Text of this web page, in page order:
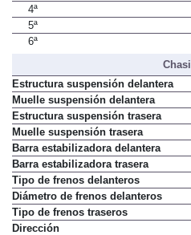
4ª
5ª
6ª
Estructura suspensión delantera
Muelle suspensión delantera
Estructura suspensión trasera
Muelle suspensión trasera
Barra estabilizadora delantera
Barra estabilizadora trasera
Tipo de frenos delanteros
Diámetro de frenos delanteros
Tipo de frenos traseros
Dirección